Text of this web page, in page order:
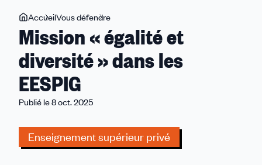
Vous
êtes
ici
AccueilVous défendre
«
égalité
et
EESPIG
Mission « égalité et
diversité » dans les
EESPIG
Publié le 8 oct. 2025
Enseignement supérieur privé